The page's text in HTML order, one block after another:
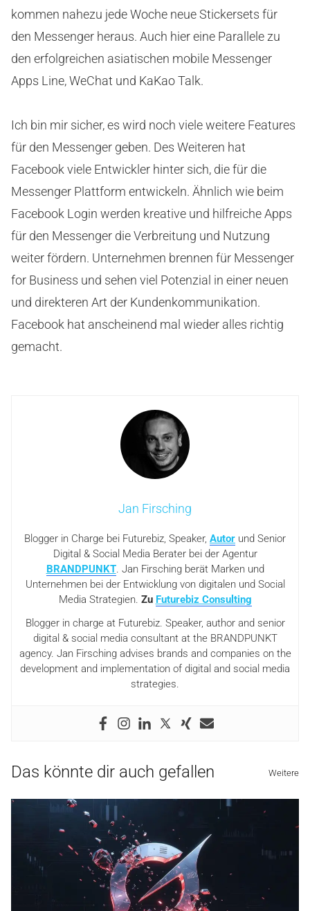
kommen nahezu jede Woche neue Stickersets für
den Messenger heraus. Auch hier eine Parallele zu
den erfolgreichen asiatischen mobile Messenger
Apps Line, WeChat und KaKao Talk.
Ich bin mir sicher, es wird noch viele weitere Features
für den Messenger geben. Des Weiteren hat
Facebook viele Entwickler hinter sich, die für die
Messenger Plattform entwickeln. Ähnlich wie beim
Facebook Login werden kreative und hilfreiche Apps
für den Messenger die Verbreitung und Nutzung
weiter fördern. Unternehmen brennen für Messenger
for Business und sehen viel Potenzial in einer neuen
und direkteren Art der Kundenkommunikation.
Facebook hat anscheinend mal wieder alles richtig
gemacht.
Jan Firsching
Blogger in Charge bei Futurebiz, Speaker, Autor und Senior
Digital & Social Media Berater bei der Agentur
BRANDPUNKT. Jan Firsching berät Marken und
Unternehmen bei der Entwicklung von digitalen und Social
Media Strategien. Zu Futurebiz Consulting
Blogger in charge at Futurebiz. Speaker, author and senior
digital & social media consultant at the BRANDPUNKT
agency. Jan Firsching advises brands and companies on the
development and implementation of digital and social media
strategies.
Das könnte dir auch gefallen Weitere